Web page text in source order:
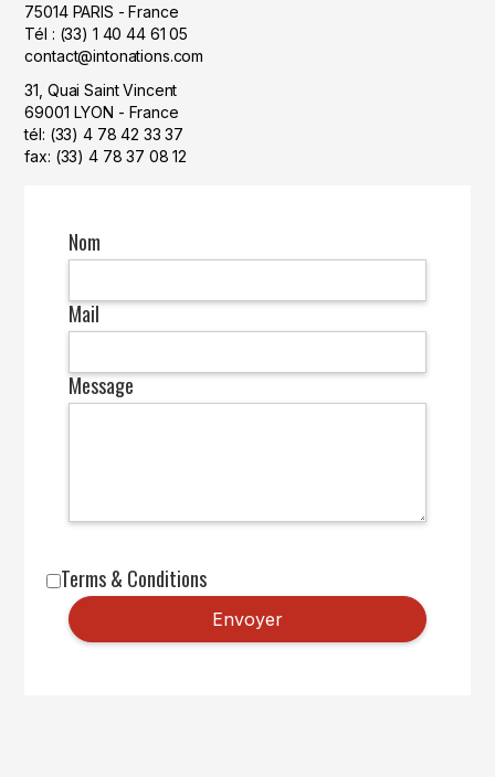
75014 PARIS - France
Tél : (33) 1 40 44 61 05
contact@intonations.com
31, Quai Saint Vincent
69001 LYON - France
tél: (33) 4 78 42 33 37
fax: (33) 4 78 37 08 12
Nom
Mail
Message
Terms & Conditions